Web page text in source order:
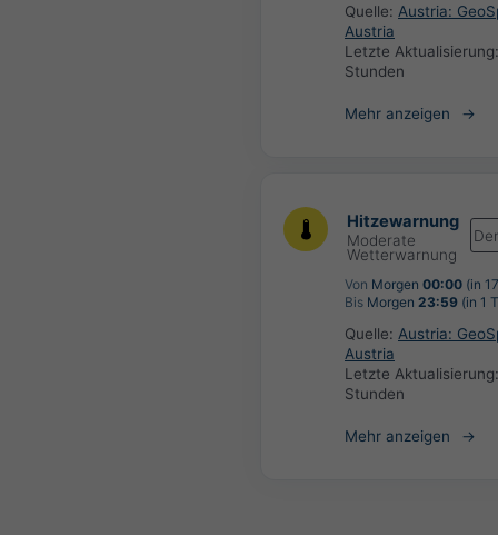
Quelle: Austria:
Austria
Letzte
Stunden
Mehr anzeigen
Hitzewarnung
Moderate
Wetterwarnung
Von Morgen 00:00 (in
Bis Morgen 23:59 (in 1
Quelle: Austria:
Austria
Letzte
Stunden
Mehr anzeigen